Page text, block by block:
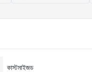
কাস্টমাইজড